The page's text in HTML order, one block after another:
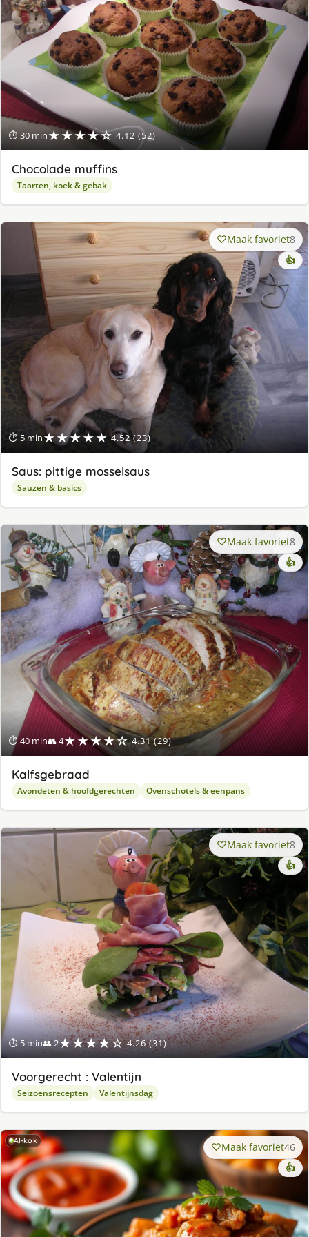
⏱ 30 min★★★★☆ 4.12 (52)
Chocolade muffins
Taarten, koek & gebak
⏱ 5 min★★★★★ 4.52 (23)
Maak favoriet8
👍
Saus: pittige mosselsaus
Sauzen & basics
⏱ 40 min👥 4★★★★☆ 4.31 (29)
Maak favoriet8
👍
Kalfsgebraad
Avondeten & hoofdgerechten Ovenschotels & eenpans
⏱ 5 min👥 2★★★★☆ 4.26 (31)
Maak favoriet8
👍
Voorgerecht : Valentijn
Seizoensrecepten Valentijnsdag
AI-kok Maak favoriet46
👍